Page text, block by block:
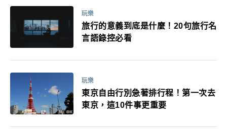
玩樂
旅行的意義到底是什麼！20句旅行名
言語錄控必看
玩樂
東京自由行別急著排行程！第一次去
東京，這10件事更重要